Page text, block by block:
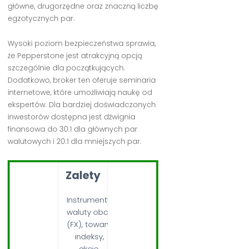
główne, drugorzędne oraz znaczną liczbę
egzotycznych par.
Wysoki poziom bezpieczeństwa sprawia,
że Pepperstone jest atrakcyjną opcją
szczególnie dla początkujących.
Dodatkowo, broker ten oferuje seminaria
internetowe, które umożliwiają naukę od
ekspertów. Dla bardziej doświadczonych
inwestorów dostępna jest dźwignia
finansowa do 30:1 dla głównych par
walutowych i 20:1 dla mniejszych par.
Zalety
Instrumenty:
waluty obce
(FX), towary,
indeksy,